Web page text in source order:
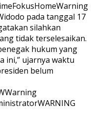
FokusHomeWarning
pada tanggal 17
silahkan
tidak terselesaikan.
hukum yang
ini,” ujarnya waktu
belum
WARNING